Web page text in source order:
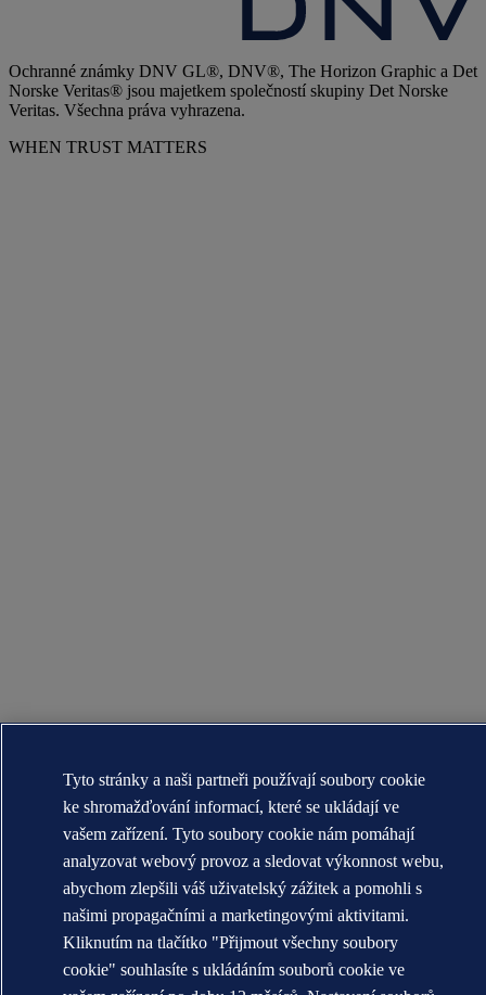
Ochranné známky DNV GL®, DNV®, The Horizon Graphic a Det
Norske Veritas® jsou majetkem společností skupiny Det Norske
Veritas. Všechna práva vyhrazena.
WHEN TRUST MATTERS
Tyto stránky a naši partneři používají soubory cookie
ke shromažďování informací, které se ukládají ve
vašem zařízení. Tyto soubory cookie nám pomáhají
analyzovat webový provoz a sledovat výkonnost webu,
abychom zlepšili váš uživatelský zážitek a pomohli s
našimi propagačními a marketingovými aktivitami.
Kliknutím na tlačítko "Přijmout všechny soubory
cookie" souhlasíte s ukládáním souborů cookie ve